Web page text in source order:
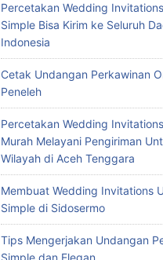
Percetakan Wedding
Simple Bisa Kirim ke Seluruh
Indonesia
Cetak Undangan Perkawinan
Peneleh
Percetakan Wedding
Murah Melayani Pengiriman
Wilayah di Aceh Tenggara
Membuat Wedding Invitations
Simple di Sidosermo
Tips Mengerjakan Undangan
Simple dan Elegan